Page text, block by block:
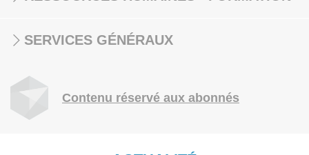
SERVICES GÉNÉRAUX
Contenu réservé aux abonnés